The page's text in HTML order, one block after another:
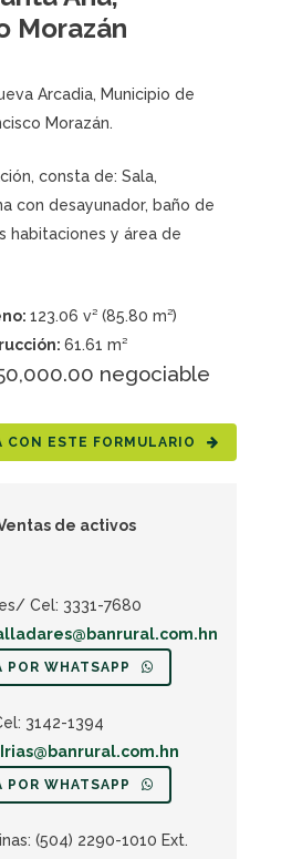
Morazán
Arcadia, Municipio de
Morazán.
consta de: Sala,
con desayunador, baño de
habitaciones y área de
123.06 v² (85.80 m²)
61.61 m²
negociable
CON ESTE FORMULARIO
de activos
Cel: 3331-7680
POR WHATSAPP
3142-1394
POR WHATSAPP
(504) 2290-1010 Ext.